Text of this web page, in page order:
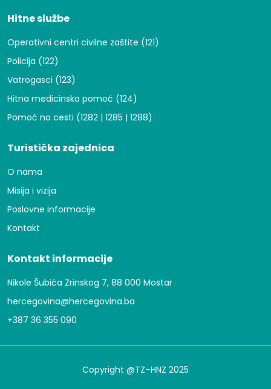
Hitne službe
Operativni centri civilne zaštite (121)
Policija (122)
Vatrogasci (123)
Hitna medicinska pomoć (124)
Pomoć na cesti (1282 | 1285 | 1288)
Turistička zajednica
O nama
Misija i vizija
Poslovne informacije
Kontakt
Kontakt informacije
Nikole Šubića Zrinskog 7, 88 000 Mostar
hercegovina@hercegovina.ba
+387 36 355 090
Copyright @TZ–HNZ 2025